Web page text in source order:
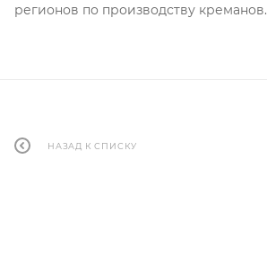
регионов по производству креманов.
НАЗАД К СПИСКУ